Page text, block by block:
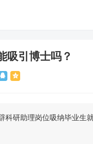
吸引博士吗？
研助理岗位吸纳毕业生